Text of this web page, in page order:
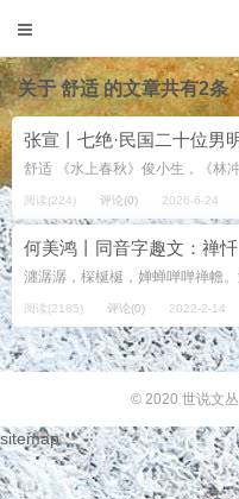
关于舒适的文章共有2条
阅读(224) 评论(0) 2026-6-24
何美鸿丨同音字趣文：禅忏
阅读(2185) 评论(0) 2022-2-14
© 2020 世说文丛
sitemap